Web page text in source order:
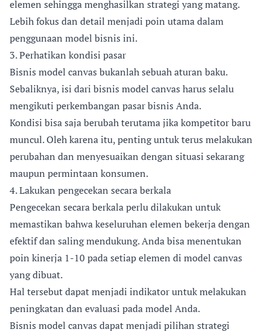
elemen sehingga menghasilkan strategi yang matang.
Lebih fokus dan detail menjadi poin utama dalam
penggunaan model bisnis ini.
3. Perhatikan kondisi pasar
Bisnis model canvas bukanlah sebuah aturan baku.
Sebaliknya, isi dari bisnis model canvas harus selalu
mengikuti perkembangan pasar bisnis Anda.
Kondisi bisa saja berubah terutama jika kompetitor baru
muncul. Oleh karena itu, penting untuk terus melakukan
perubahan dan menyesuaikan dengan situasi sekarang
maupun permintaan konsumen.
4. Lakukan pengecekan secara berkala
Pengecekan secara berkala perlu dilakukan untuk
memastikan bahwa keseluruhan elemen bekerja dengan
efektif dan saling mendukung. Anda bisa menentukan
poin kinerja 1-10 pada setiap elemen di model canvas
yang dibuat.
Hal tersebut dapat menjadi indikator untuk melakukan
peningkatan dan evaluasi pada model Anda.
Bisnis model canvas dapat menjadi pilihan strategi